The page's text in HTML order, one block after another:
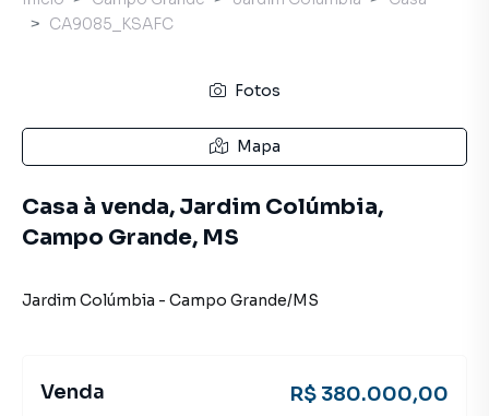
CA9085_KSAFC
Fotos
Mapa
Casa à venda, Jardim Colúmbia,
Campo Grande, MS
Jardim Colúmbia - Campo Grande/MS
Venda R$ 380.000,00